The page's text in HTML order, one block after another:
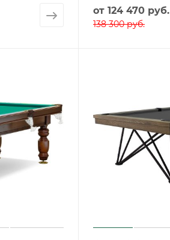
от 124 470 руб.
138 300 руб.